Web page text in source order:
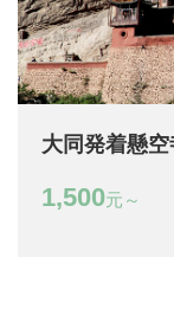
大同発着懸
1,500元～